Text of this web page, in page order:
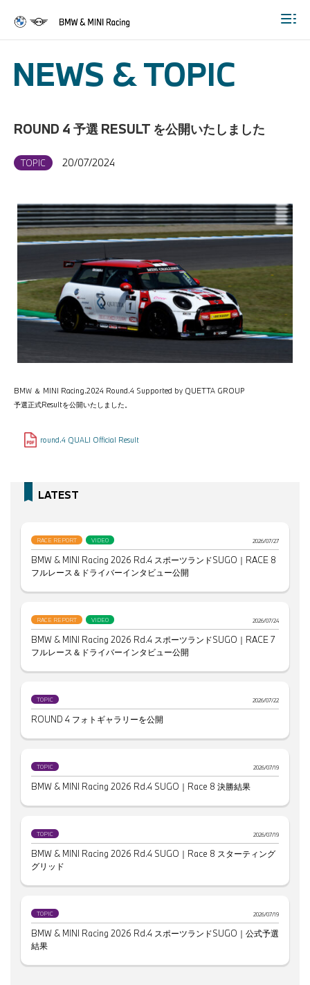
NEWS & TOPIC
ROUND 4 予選 RESULT を公開いたしました
TOPIC 20/07/2024
BMW ＆ MINI Racing.2024 Round.4 Supported by QUETTA GROUP
予選正式Resultを公開いたしました。
round.4 QUALI Official Result
LATEST
RACE REPORT VIDEO 2026/07/27
BMW & MINI Racing 2026 Rd.4 スポーツランドSUGO｜RACE 8
フルレース＆ドライバーインタビュー公開
RACE REPORT VIDEO 2026/07/24
BMW & MINI Racing 2026 Rd.4 スポーツランドSUGO｜RACE 7
フルレース＆ドライバーインタビュー公開
TOPIC 2026/07/22
ROUND 4 フォトギャラリーを公開
TOPIC 2026/07/19
BMW & MINI Racing 2026 Rd.4 SUGO｜Race 8 決勝結果
TOPIC 2026/07/19
BMW & MINI Racing 2026 Rd.4 SUGO｜Race 8 スターティング
グリッド
TOPIC 2026/07/19
BMW & MINI Racing 2026 Rd.4 スポーツランドSUGO｜公式予選
結果